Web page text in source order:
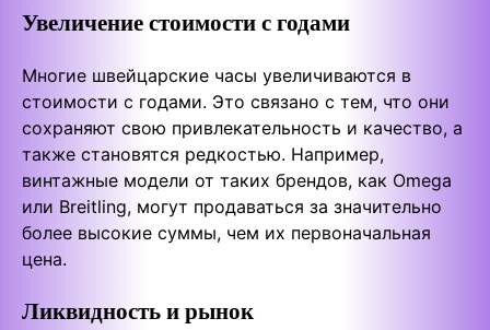
Увеличение стоимости с годами
Многие швейцарские часы увеличиваются в
стоимости с годами. Это связано с тем, что они
сохраняют свою привлекательность и качество, а
также становятся редкостью. Например,
винтажные модели от таких брендов, как Omega
или Breitling, могут продаваться за значительно
более высокие суммы, чем их первоначальная
цена.
Ликвидность и рынок